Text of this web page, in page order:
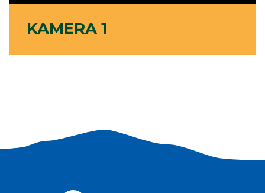
KAMERA 1